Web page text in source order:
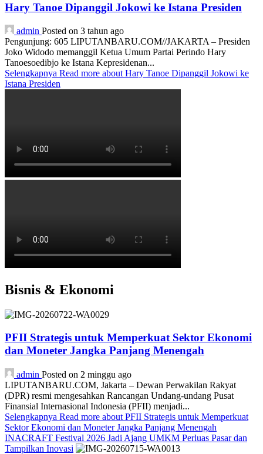
Hary Tanoe Dipanggil Jokowi ke Istana Presiden
admin Posted on 3 tahun ago
Pengunjung: 605 LIPUTANBARU.COM//JAKARTA – Presiden
Joko Widodo memanggil Ketua Umum Partai Perindo Hary
Tanoesoedibjo ke Istana Kepresidenan...
Selengkapnya Read more about Hary Tanoe Dipanggil Jokowi ke
Istana Presiden
Bisnis & Ekonomi
PFII Strategis untuk Memperkuat Sektor Ekonomi
dan Moneter Jangka Panjang Menengah
admin Posted on 2 minggu ago
LIPUTANBARU.COM, Jakarta – Dewan Perwakilan Rakyat
(DPR) resmi mengesahkan Rancangan Undang-undang Pusat
Finansial Internasional Indonesia (PFII) menjadi...
Selengkapnya Read more about PFII Strategis untuk Memperkuat
Sektor Ekonomi dan Moneter Jangka Panjang Menengah
INACRAFT Festival 2026 Jadi Ajang UMKM Perluas Pasar dan
Tampilkan Inovasi